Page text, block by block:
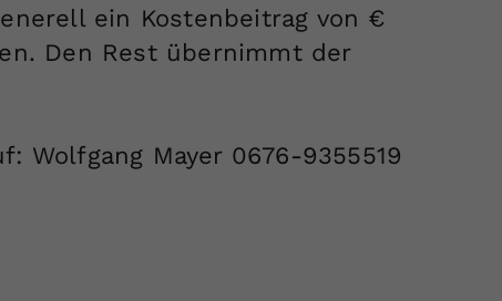
ein Kostenbeitrag von €
Den Rest übernimmt der
Wolfgang Mayer 0676-9355519